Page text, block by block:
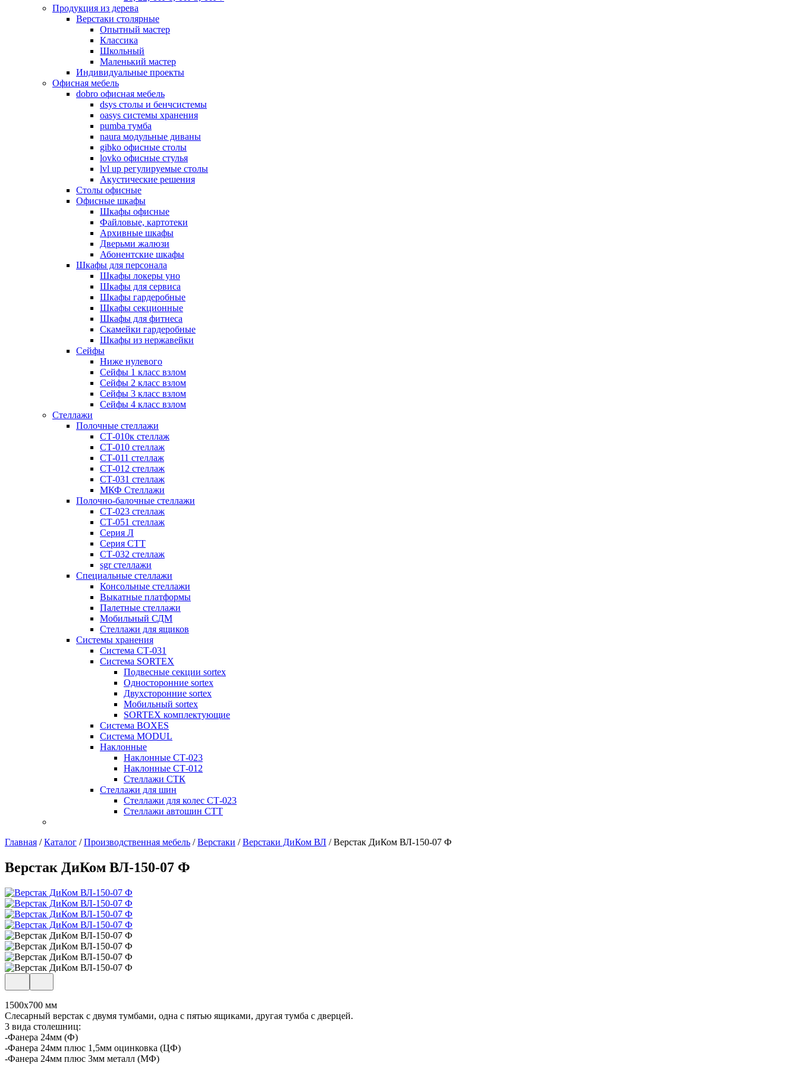
Продукция из дерева
Верстаки столярные
Опытный мастер
Классика
Школьный
Маленький мастер
Индивидуальные проекты
Офисная мебель
dobro офисная мебель
dsys столы и бенчсистемы
oasys системы хранения
pumba тумба
naura модульные диваны
gibko офисные столы
lovko офисные стулья
lvl up регулируемые столы
Акустические решения
Столы офисные
Офисные шкафы
Шкафы офисные
Файловые, картотеки
Архивные шкафы
Дверьми жалюзи
Абонентские шкафы
Шкафы для персонала
Шкафы локеры уно
Шкафы для сервиса
Шкафы гардеробные
Шкафы секционные
Шкафы для фитнеса
Скамейки гардеробные
Шкафы из нержавейки
Сейфы
Ниже нулевого
Сейфы 1 класс взлом
Сейфы 2 класс взлом
Сейфы 3 класс взлом
Сейфы 4 класс взлом
Стеллажи
Полочные стеллажи
СТ-010к стеллаж
СТ-010 стеллаж
СТ-011 стеллаж
СТ-012 стеллаж
СТ-031 стеллаж
МКФ Стеллажи
Полочно-балочные стеллажи
СТ-023 стеллаж
СТ-051 стеллаж
Серия Л
Серия СТТ
СТ-032 стеллаж
sgr стеллажи
Специальные стеллажи
Консольные стеллажи
Выкатные платформы
Палетные стеллажи
Мобильный СДМ
Стеллажи для ящиков
Системы хранения
Система СТ-031
Система SORTEX
Подвесные секции sortex
Односторонние sortex
Двухсторонние sortex
Мобильный sortex
SORTEX комплектующие
Система BOXES
Система MODUL
Наклонные
Наклонные СТ-023
Наклонные СТ-012
Стеллажи СТК
Стеллажи для шин
Стеллажи для колес СТ-023
Стеллажи автошин СТТ
Главная /Каталог /Производственная мебель /Верстаки /Верстаки ДиКом ВЛ /Верстак ДиКом ВЛ-150-07 Ф
Верстак ДиКом ВЛ-150-07 Ф
1500х700 мм
Слесарный верстак с двумя тумбами, одна с пятью ящиками, другая тумба с дверцей.
3 вида столешниц:
-Фанера 24мм (Ф)
-Фанера 24мм плюс 1,5мм оцинковка (ЦФ)
-Фанера 24мм плюс 3мм металл (МФ)